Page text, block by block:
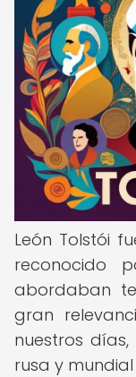
León Tolstói
reconocido
abordaban
gran
nuestros
rusa y